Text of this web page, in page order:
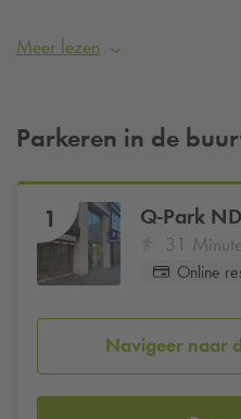
Hotel en wil je verzekerd zijn
Meer lezen
Parkeren in de
1 Q-Park
31
Online
Navigeer naar